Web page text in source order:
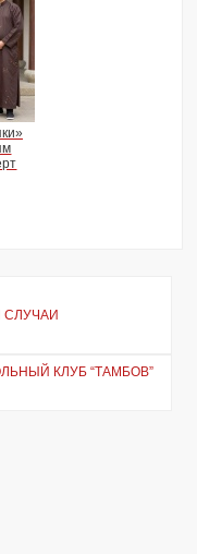
СЛУЧАИ
КЛУБ “ТАМБОВ”